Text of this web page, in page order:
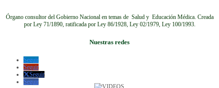
Órgano consultor del Gobierno Nacional en temas de Salud y Educación Médica. Creada
por Ley 71/1890, ratificada por Ley 86/1928, Ley 02/1979, Ley 100/1993.
Nuestras redes
Seguir
Seguir
Seguir
Seguir